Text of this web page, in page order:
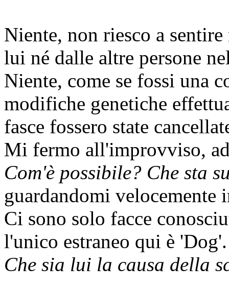
Niente, non riesco a
lui né dalle altre persone
Niente, come se fossi una
modifiche genetiche
fasce fossero state
Mi fermo all'improvviso,
Com'è possibile? Che sta
guardandomi velocemente
Ci sono solo facce
l'unico estraneo qui è 'Dog'.
Che sia lui la causa della